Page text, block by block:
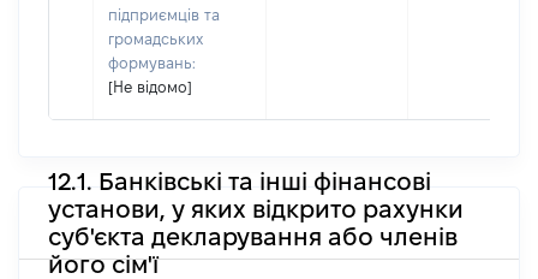
підприємців та
громадських
формувань:
[Не відомо]
12.1. Банківські та інші фінансові
установи, у яких відкрито рахунки
суб'єкта декларування або членів
його сім'ї